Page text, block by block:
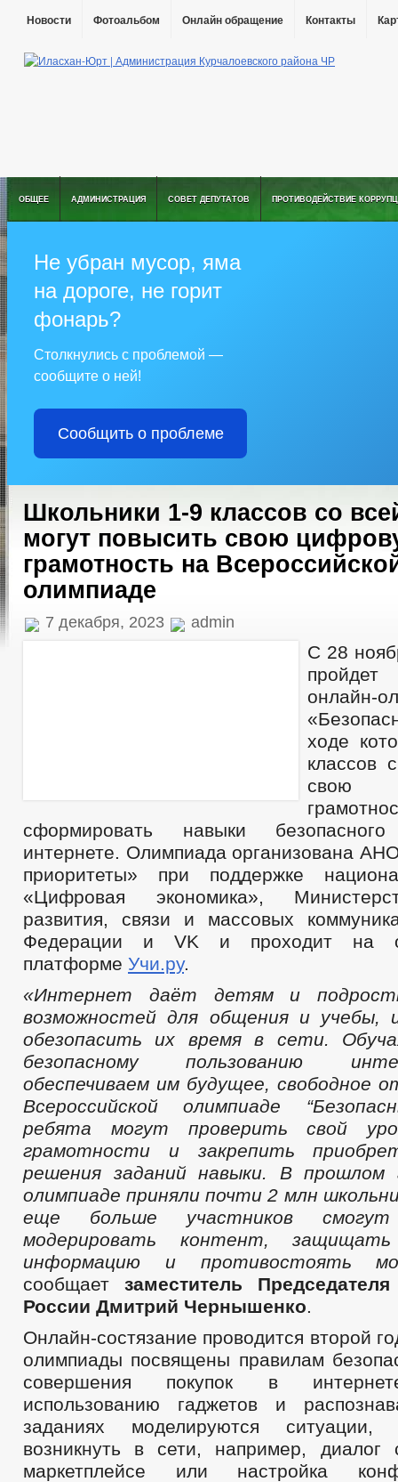
Новости Фотоальбом Онлайн обращение Контакты
ОБЩЕЕ АДМИНИСТРАЦИЯ СОВЕТ ДЕПУТАТОВ ПРОТИВОДЕЙСТВИЕ
Не убран мусор, яма
на дороге, не горит
фонарь?
Столкнулись с проблемой —
сообщите о ней!
Сообщить о проблеме
Школьники 1-9 классов со
могут повысить свою
грамотность на
олимпиаде
7 декабря, 2023 admin
С 28
пройдет
онлайн-
ходе
классов
свою
сформировать навыки
интернете. Олимпиада организована
приоритеты» при поддержке
«Цифровая экономика»,
развития, связи и массовых
Федерации и VK и проходит на
платформе Учи.ру.
«Интернет даёт детям и
возможностей для общения и учебы,
обезопасить их время в сети.
безопасному пользованию
обеспечиваем им будущее, свободное
Всероссийской олимпиаде
ребята могут проверить свой
грамотности и закрепить
решения заданий навыки. В прошлом
олимпиаде приняли почти 2 млн
еще больше участников
модерировать контент,
информацию и противостоять
сообщает заместитель
России Дмитрий Чернышенко.
Онлайн-состязание проводится второй
олимпиады посвящены правилам
совершения покупок в
использованию гаджетов и
заданиях моделируются ситуации,
возникнуть в сети, например,
маркетплейсе или настройка